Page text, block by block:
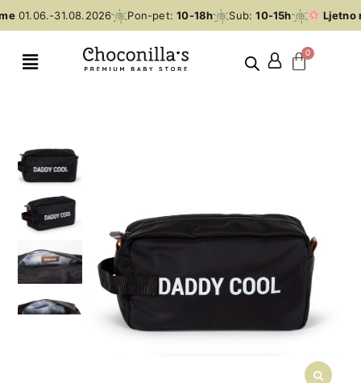
01.06.-31.08.2026 Pon-pet:10-18h Sub:10-15h Ljetno